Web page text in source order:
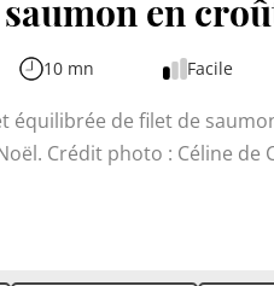
en
10 mn Facile
équilibrée de filet de
Crédit photo : Céline de